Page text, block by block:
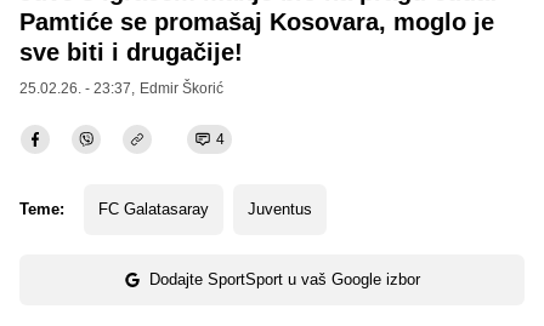
Pamtiće se promašaj Kosovara, moglo je
sve biti i drugačije!
25.02.26. - 23:37, Edmir Škorić
4
Teme: FC Galatasaray Juventus
Dodajte SportSport u vaš Google izbor